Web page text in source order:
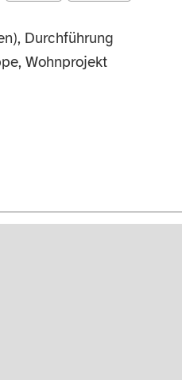
Durchführung
Wohnprojekt